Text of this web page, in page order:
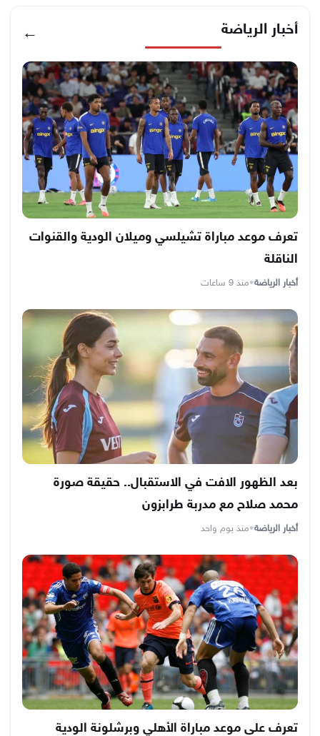
أخبار الرياضة ←
تعرف موعد مباراة تشيلسي وميلان الودية والقنوات
الناقلة
أخبار الرياضة•منذ 9 ساعات
بعد الظهور الافت في الاستقبال.. حقيقة صورة
محمد صلاح مع مدربة طرابزون
أخبار الرياضة•منذ يوم واحد
تعرف على موعد مباراة الأهلي وبرشلونة الودية